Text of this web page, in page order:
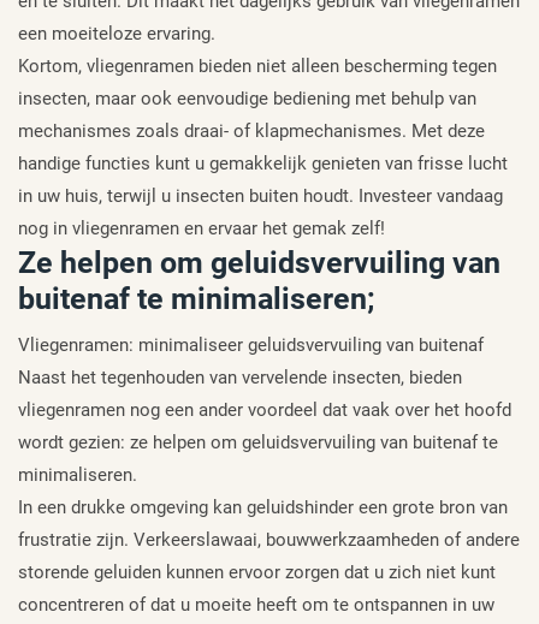
een moeiteloze ervaring.
Kortom, vliegenramen bieden niet alleen bescherming tegen
insecten, maar ook eenvoudige bediening met behulp van
mechanismes zoals draai- of klapmechanismes. Met deze
handige functies kunt u gemakkelijk genieten van frisse lucht
in uw huis, terwijl u insecten buiten houdt. Investeer vandaag
nog in vliegenramen en ervaar het gemak zelf!
Ze helpen om geluidsvervuiling van
buitenaf te minimaliseren;
Vliegenramen: minimaliseer geluidsvervuiling van buitenaf
Naast het tegenhouden van vervelende insecten, bieden
vliegenramen nog een ander voordeel dat vaak over het hoofd
wordt gezien: ze helpen om geluidsvervuiling van buitenaf te
minimaliseren.
In een drukke omgeving kan geluidshinder een grote bron van
frustratie zijn. Verkeerslawaai, bouwwerkzaamheden of andere
storende geluiden kunnen ervoor zorgen dat u zich niet kunt
concentreren of dat u moeite heeft om te ontspannen in uw